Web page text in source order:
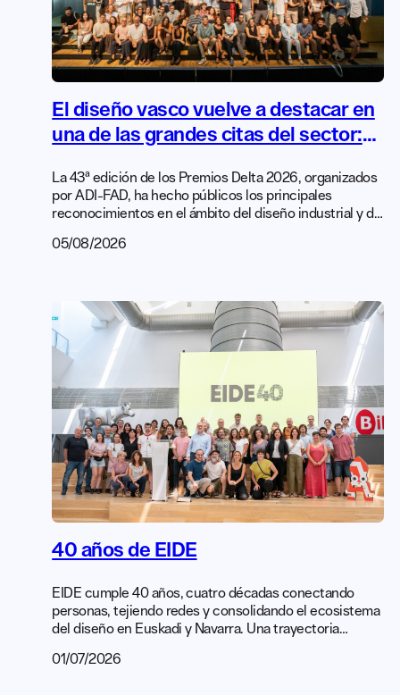
El diseño vasco vuelve a destacar en
una de las grandes citas del sector:
La 43ª edición de los Premios Delta 2026, organizados
por ADI-FAD, ha hecho públicos los principales
reconocimientos en el ámbito del diseño industrial y de
trayectoria, los Delta son uno de los galardones más
funcional, […]
05/08/2026
40 años de EIDE
EIDE cumple 40 años, cuatro décadas conectando
personas, tejiendo redes y consolidando el ecosistema
del diseño en Euskadi y Navarra. Una trayectoria
impulso de quienes han formado parte de la asociación
01/07/2026